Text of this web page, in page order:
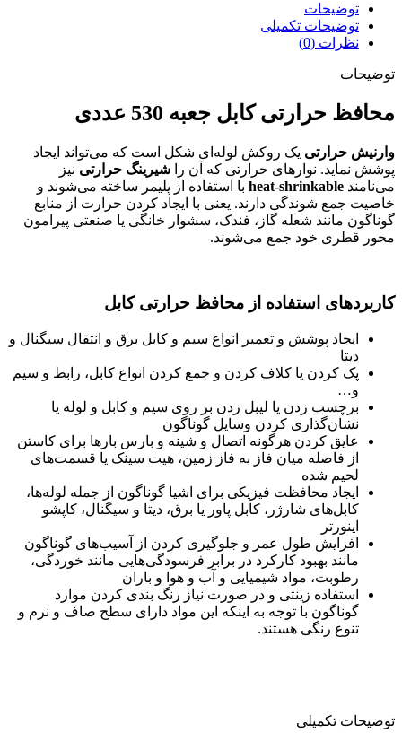
توضیحات
توضیحات تکمیلی
نظرات (0)
توضیحات
محافظ حرارتی کابل جعبه 530 عددی
وارنیش حرارتی یک روکش لوله‌ای شکل است که می‌تواند ایجاد
پوشش نماید. نوارهای حرارتی که آن را شیرینگ حرارتی نیز
می‌نامند heat-shrinkable با استفاده از پلیمر ساخته می‌شوند و
خاصیت جمع شوندگی دارند. یعنی با ایجاد کردن حرارت از منابع
گوناگون مانند شعله گاز، فندک، سشوار خانگی یا صنعتی پیرامون
محور قطری خود جمع می‌شوند.
کاربردهای استفاده از محافظ حرارتی کابل
ایجاد پوشش و تعمیر انواع سیم و کابل برق و انتقال سیگنال و
دیتا
پک کردن یا کلاف کردن و جمع کردن انواع کابل، رابط و سیم
و…
برچسب زدن یا لیبل زدن بر روی سیم و کابل و لوله یا
نشان‌گذاری کردن وسایل گوناگون
عایق کردن هرگونه اتصال و شینه و بارس بارها برای کاستن
از فاصله میان فاز به فاز زمین، هیت سینک یا قسمت‌های
لحیم شده
ایجاد محافظت فیزیکی برای اشیا گوناگون از جمله لوله‌ها،
کابل‌های شارژر، کابل پاور یا برق، دیتا و سیگنال، کاپشو
اینورتر
افزایش طول عمر و جلوگیری کردن از آسیب‌های گوناگون
مانند بهبود کارکرد در برابر فرسودگی‌هایی مانند خوردگی،
رطوبت، مواد شیمیایی و آب و هوا و باران
استفاده زینتی و در صورت نیاز رنگ بندی کردن موارد
گوناگون با توجه به اینکه این مواد دارای سطح صاف و نرم و
تنوع رنگی هستند.
توضیحات تکمیلی